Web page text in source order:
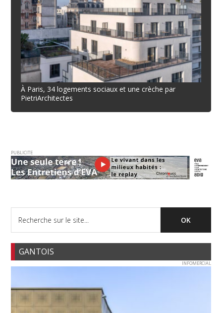
À Paris, 34 logements sociaux et une crèche par
PietriArchitectes
PUBLICITE
GANTOIS
INFOMERCIAL